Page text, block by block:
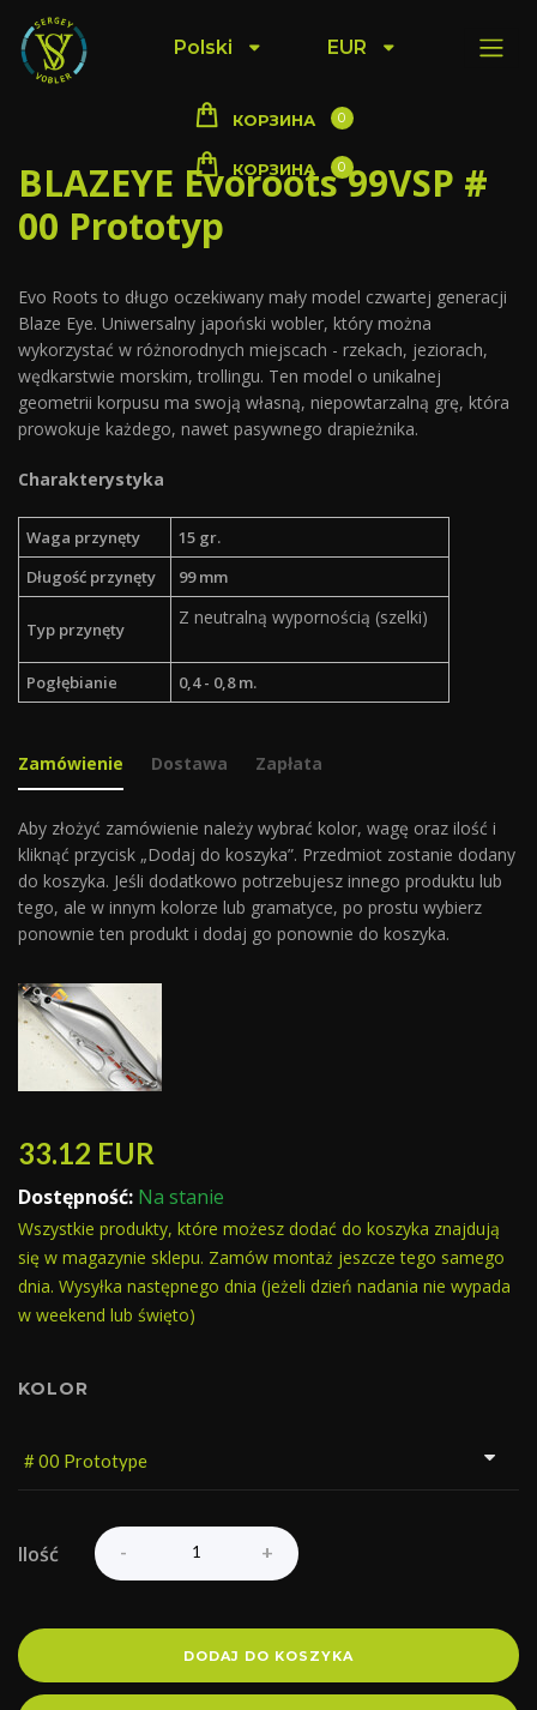
Polski EUR
КОРЗИНА 0
КОРЗИНА 0
BLAZEYE Evoroots 99VSP #
00 Prototyp
Evo Roots to długo oczekiwany mały model czwartej generacji
Blaze Eye. Uniwersalny japoński wobler, który można
wykorzystać w różnorodnych miejscach - rzekach, jeziorach,
wędkarstwie morskim, trollingu. Ten model o unikalnej
geometrii korpusu ma swoją własną, niepowtarzalną grę, która
prowokuje każdego, nawet pasywnego drapieżnika.
Charakterystyka
Waga przynęty
15 gr.
Długość przynęty
99 mm
Typ przynęty
Z neutralną wypornością (szelki)
Pogłębianie 0,4 - 0,8 m.
Zamówienie Dostawa Zapłata
Aby złożyć zamówienie należy wybrać kolor, wagę oraz ilość i
kliknąć przycisk „Dodaj do koszyka”. Przedmiot zostanie dodany
do koszyka. Jeśli dodatkowo potrzebujesz innego produktu lub
tego, ale w innym kolorze lub gramatyce, po prostu wybierz
ponownie ten produkt i dodaj go ponownie do koszyka.
33.12 EUR
Dostępność: Na stanie
Wszystkie produkty, które możesz dodać do koszyka znajdują
się w magazynie sklepu. Zamów montaż jeszcze tego samego
dnia. Wysyłka następnego dnia (jeżeli dzień nadania nie wypada
w weekend lub święto)
KOLOR
Ilość
DODAJ DO KOSZYKA